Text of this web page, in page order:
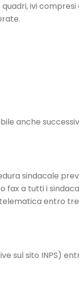
ivi compresi
anche
sindacale
fax a tutti i
entro
sul sito INPS)